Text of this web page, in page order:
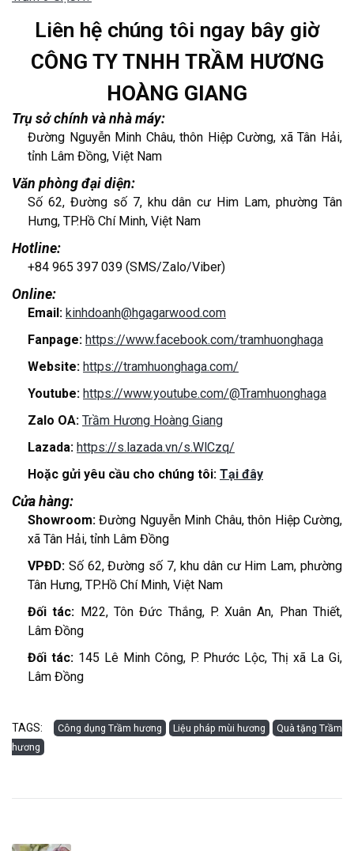
Liên hệ chúng tôi ngay bây giờ
CÔNG TY TNHH TRẦM HƯƠNG
HOÀNG GIANG
Trụ sở chính và nhà máy:
Đường Nguyễn Minh Châu, thôn Hiệp Cường, xã Tân Hải,
tỉnh Lâm Đồng, Việt Nam
Văn phòng đại diện:
Số 62, Đường số 7, khu dân cư Him Lam, phường Tân
Hưng, TP.Hồ Chí Minh, Việt Nam
Hotline:
+84 965 397 039 (SMS/Zalo/Viber)
Online:
Email: kinhdoanh@hgagarwood.com
Fanpage: https://www.facebook.com/tramhuonghaga
Website: https://tramhuonghaga.com/
Youtube: https://www.youtube.com/@Tramhuonghaga
Zalo OA: Trầm Hương Hoàng Giang
Lazada: https://s.lazada.vn/s.WlCzq/
Hoặc gửi yêu cầu cho chúng tôi: Tại đây
Cửa hàng:
Showroom:Đường Nguyễn Minh Châu, thôn Hiệp Cường,
xã Tân Hải, tỉnh Lâm Đồng
VPĐD: Số 62, Đường số 7, khu dân cư Him Lam, phường
Tân Hưng, TP.Hồ Chí Minh, Việt Nam
Đối tác: M22, Tôn Đức Thắng, P. Xuân An, Phan Thiết,
Lâm Đồng
Đối tác: 145 Lê Minh Công, P. Phước Lộc, Thị xã La Gi,
Lâm Đồng
TAGS: Công dụng Trầm hương Liệu pháp mùi hương
Quà tặng Trầm
hương